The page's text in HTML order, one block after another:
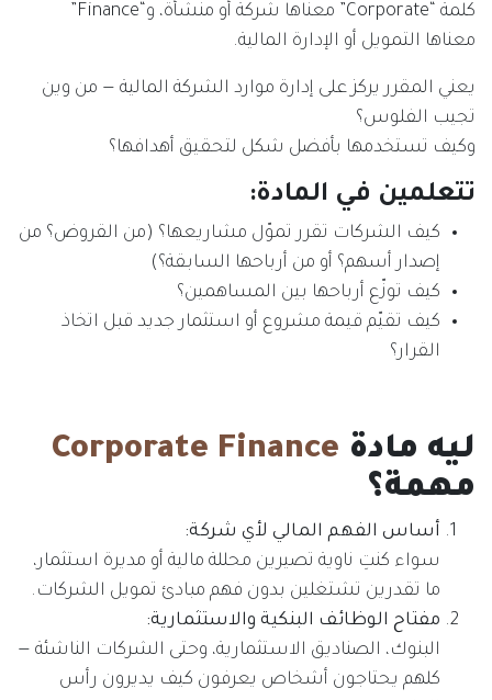
كلمة “Corporate” معناها شركة أو منشأة، و“Finance”
معناها التمويل أو الإدارة المالية.
يعني المقرر يركز على إدارة موارد الشركة المالية — من وين
تجيب الفلوس؟
وكيف تستخدمها بأفضل شكل لتحقيق أهدافها؟
تتعلمين في المادة:
كيف الشركات تقرر تموّل مشاريعها؟ (من القروض؟ من
إصدار أسهم؟ أو من أرباحها السابقة؟)
كيف توزّع أرباحها بين المساهمين؟
كيف تقيّم قيمة مشروع أو استثمار جديد قبل اتخاذ
القرار؟
ليه مادة Corporate Finance
مهمة؟
أساس الفهم المالي لأي شركة:
سواء كنتِ ناوية تصيرين محللة مالية أو مديرة استثمار،
ما تقدرين تشتغلين بدون فهم مبادئ تمويل الشركات.
مفتاح الوظائف البنكية والاستثمارية:
البنوك، الصناديق الاستثمارية، وحتى الشركات الناشئة —
كلهم يحتاجون أشخاص يعرفون كيف يديرون رأس